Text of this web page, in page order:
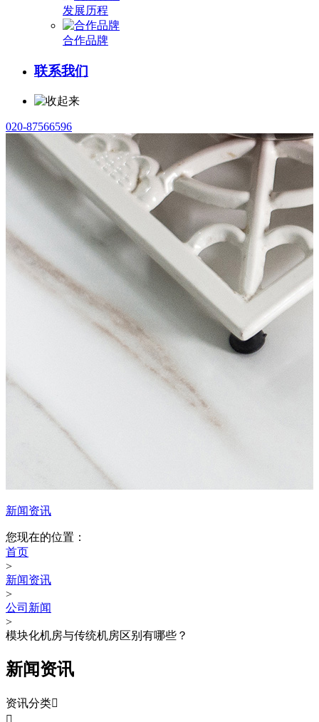
发展历程
合作品牌
联系我们
020-87566596
新闻资讯
您现在的位置：
首页
>
新闻资讯
>
公司新闻
>
模块化机房与传统机房区别有哪些？
新闻资讯
资讯分类
